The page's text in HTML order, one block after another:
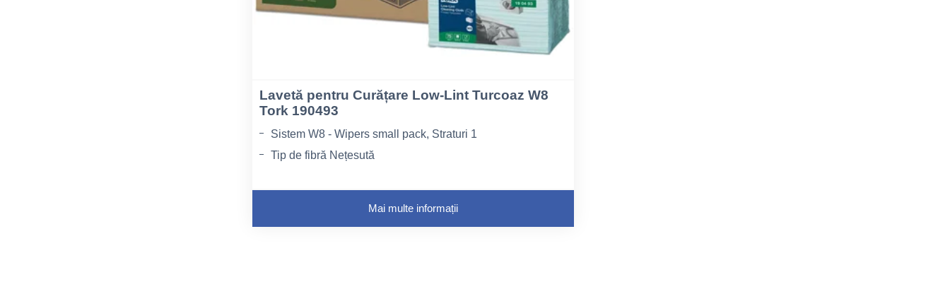
Lavetă pentru Curățare Low-Lint Turcoaz W8
Tork 190493
Sistem W8 - Wipers small pack, Straturi 1
Tip de fibră Nețesută
Mai multe informații